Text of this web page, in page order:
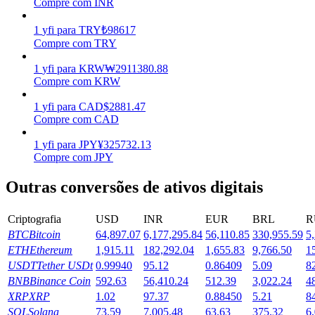
Ganhar
Ganhe recompensas competitivas diariamente
1 yfi para TRY₺98617
Compre com TRY
1 yfi para KRW₩2911380.88
Compre com KRW
1 yfi para CAD$2881.47
Compre com CAD
1 yfi para JPY¥325732.13
Compre com JPY
Outras conversões de ativos digitais
Criptografia USD INR EUR BRL
BTCBitcoin 64,897.07 6,177,295.84 56,110.85 330,955.59
ETHEthereum 1,915.11 182,292.04 1,655.83 9,766.50
USDTTether USDt 0.99940 95.12 0.86409 5.09
BNBBinance Coin 592.63 56,410.24 512.39 3,022.24
XRPXRP 1.02 97.37 0.88450 5.21
SOLSolana 73.59 7,005.48 63.63 375.32